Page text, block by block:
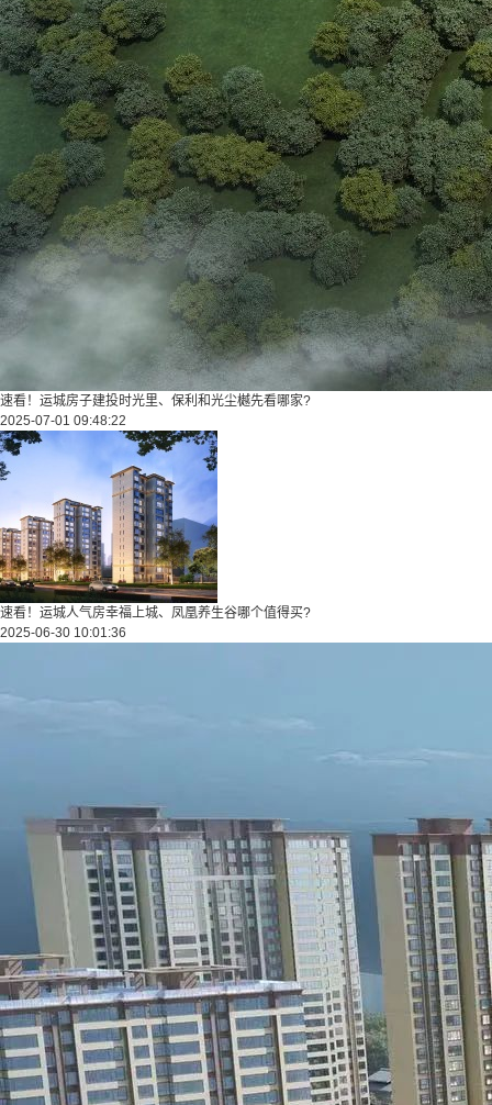
速看！运城房子建投时光里、保利和光尘樾先看哪家?
2025-07-01 09:48:22
速看！运城人气房幸福上城、凤凰养生谷哪个值得买?
2025-06-30 10:01:36